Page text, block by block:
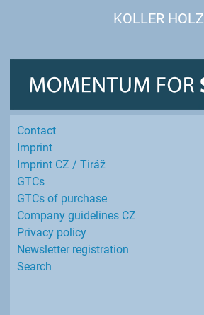
KOLLER HOLZ
Contact
Imprint
Imprint CZ / Tiráž
GTCs
GTCs of purchase
Company guidelines CZ
Privacy policy
Newsletter registration
Search